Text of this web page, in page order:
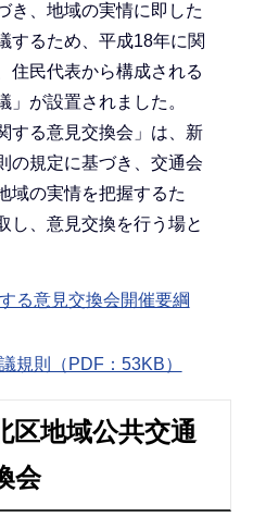
、地域の実情に即した
するため、平成18年に関
住民代表から構成される
」が設置されました。
る意見交換会」は、新
の規定に基づき、交通会
域の実情を把握するた
し、意見交換を行う場と
る意見交換会開催要綱
規則（PDF：53KB）
区地域公共交通
会